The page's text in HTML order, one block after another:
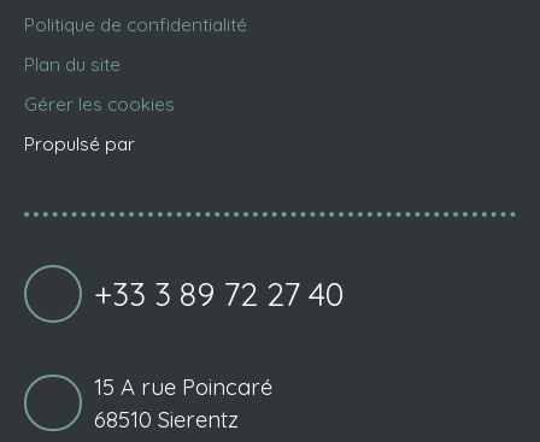
Politique de confidentialité
Plan du site
Gérer les cookies
Propulsé par
+33 3 89 72 27 40
15 A rue Poincaré
68510 Sierentz